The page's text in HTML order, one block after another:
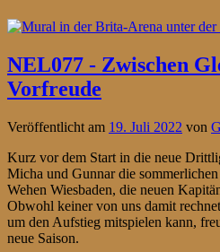
NEL077 - Zwischen
Vorfreude
Veröffentlicht am 19. Juli 2022 von
Kurz vor dem Start in die neue
Micha und Gunnar die
Wehen Wiesbaden, die neuen
Obwohl keiner von uns damit
um den Aufstieg mitspielen kann,
neue Saison.